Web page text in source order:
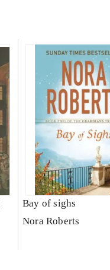
Bay of sighs
Nora Roberts